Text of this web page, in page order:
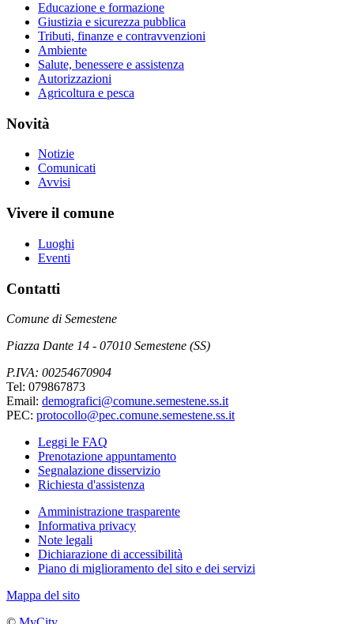
Educazione e formazione
Giustizia e sicurezza pubblica
Tributi, finanze e contravvenzioni
Ambiente
Salute, benessere e assistenza
Autorizzazioni
Agricoltura e pesca
Novità
Notizie
Comunicati
Avvisi
Vivere il comune
Luoghi
Eventi
Contatti
Comune di Semestene
Piazza Dante 14 - 07010 Semestene (SS)
P.IVA: 00254670904
Tel: 079867873
Email: demografici@comune.semestene.ss.it
PEC: protocollo@pec.comune.semestene.ss.it
Leggi le FAQ
Prenotazione appuntamento
Segnalazione disservizio
Richiesta d'assistenza
Amministrazione trasparente
Informativa privacy
Note legali
Dichiarazione di accessibilità
Piano di miglioramento del sito e dei servizi
Mappa del sito